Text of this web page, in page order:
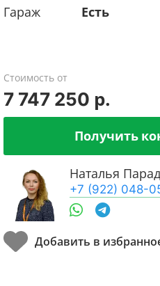
Гараж
Есть
Стоимость от
7 747 250 р.
Получить
Наталья
+7 (922) 048-